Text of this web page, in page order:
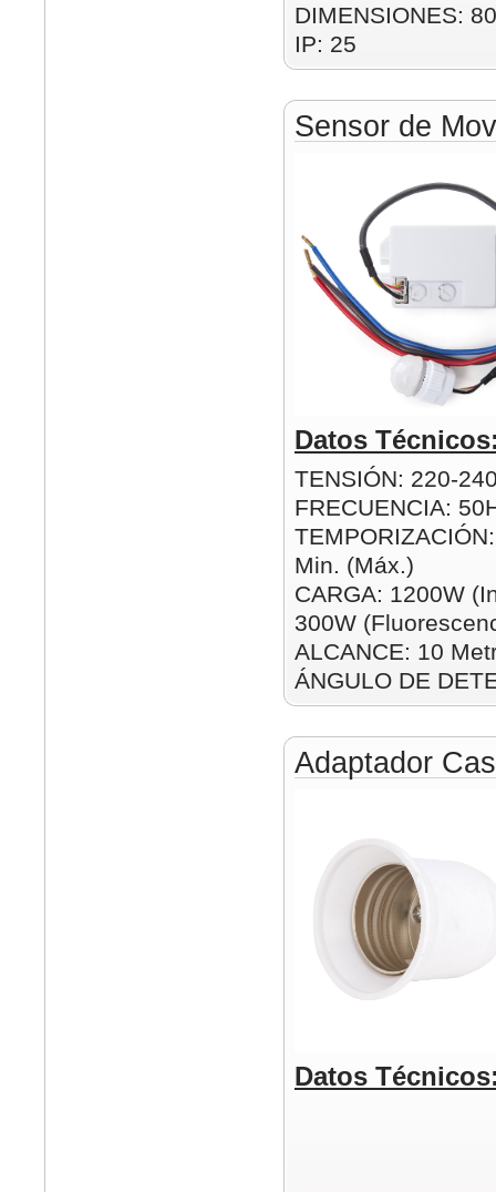
DIMENSIONES:
IP: 25
Sensor de
Datos
TENSIÓN: 220-
FRECUENCIA:
Min. (Máx.)
CARGA: 1200W
300W
ALCANCE: 10
ÁNGULO DE
Adaptador
Datos